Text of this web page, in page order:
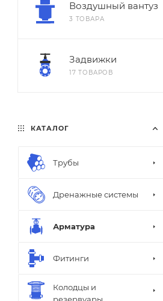
Воздушный вантуз
3 ТОВАРА
Задвижки
17 ТОВАРОВ
КАТАЛОГ
Трубы
Дренажные системы
Арматура
Фитинги
Колодцы и